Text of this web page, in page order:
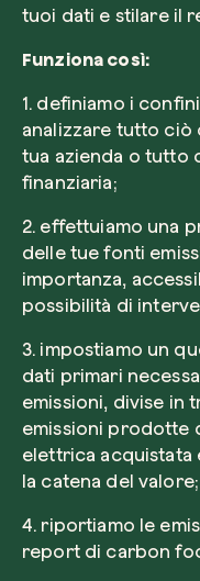
tuoi dati e stilare il
Funziona così:
1. definiamo i
analizzare tutto ciò
tua azienda o tutto
finanziaria;
2. effettuiamo una
delle tue fonti
importanza,
possibilità di
3. impostiamo un
dati primari
emissioni, divise in
emissioni prodotte
elettrica acquistata
la catena del valore;
4. riportiamo le
report di carbon